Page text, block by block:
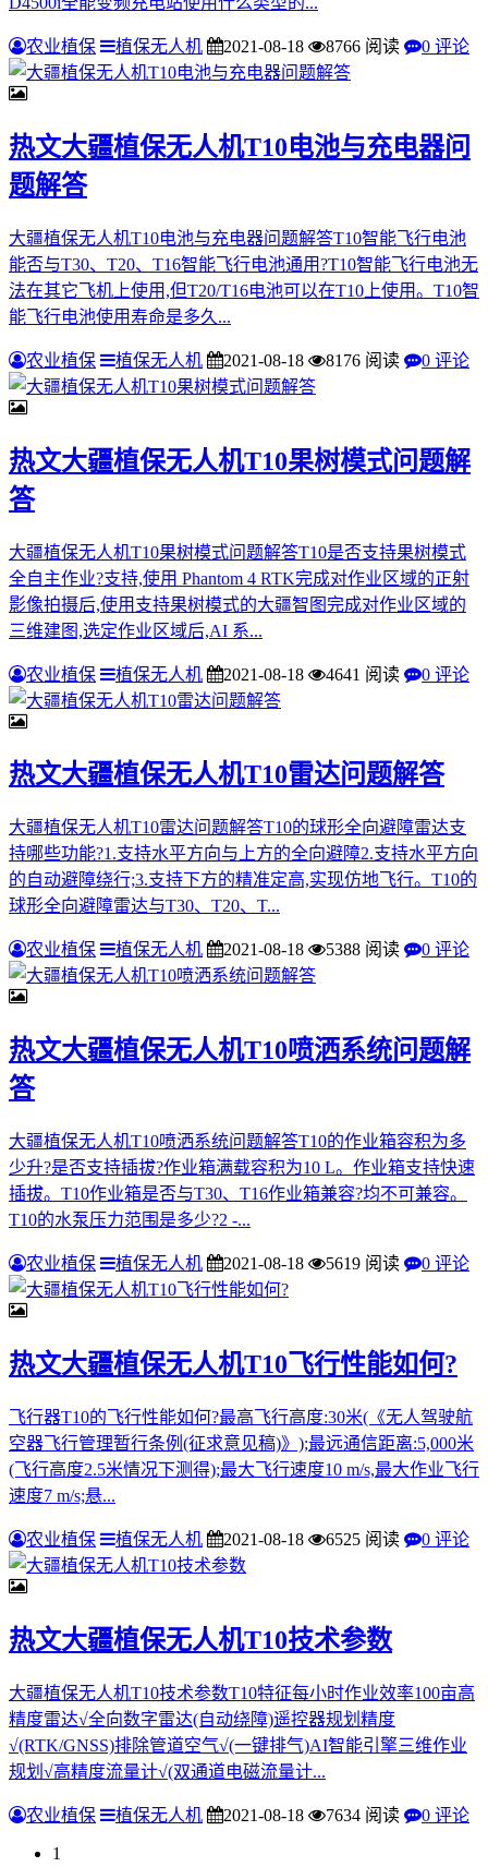
农业植保 植保无人机 2021-08-18 8766 阅读 0 评论
热文大疆植保无人机T10电池与充电器问
题解答
大疆植保无人机T10电池与充电器问题解答T10智能飞行电池
能否与T30、T20、T16智能飞行电池通用?T10智能飞行电池无
法在其它飞机上使用,但T20/T16电池可以在T10上使用。T10智
能飞行电池使用寿命是多久...
农业植保 植保无人机 2021-08-18 8176 阅读 0 评论
热文大疆植保无人机T10果树模式问题解
答
大疆植保无人机T10果树模式问题解答T10是否支持果树模式
全自主作业?支持,使用 Phantom 4 RTK完成对作业区域的正射
影像拍摄后,使用支持果树模式的大疆智图完成对作业区域的
三维建图,选定作业区域后,AI 系...
农业植保 植保无人机 2021-08-18 4641 阅读 0 评论
热文大疆植保无人机T10雷达问题解答
大疆植保无人机T10雷达问题解答T10的球形全向避障雷达支
持哪些功能?1.支持水平方向与上方的全向避障2.支持水平方向
的自动避障绕行;3.支持下方的精准定高,实现仿地飞行。T10的
球形全向避障雷达与T30、T20、T...
农业植保 植保无人机 2021-08-18 5388 阅读 0 评论
热文大疆植保无人机T10喷洒系统问题解
答
大疆植保无人机T10喷洒系统问题解答T10的作业箱容积为多
少升?是否支持插拔?作业箱满载容积为10 L。作业箱支持快速
插拔。T10作业箱是否与T30、T16作业箱兼容?均不可兼容。
T10的水泵压力范围是多少?2 -...
农业植保 植保无人机 2021-08-18 5619 阅读 0 评论
热文大疆植保无人机T10飞行性能如何?
飞行器T10的飞行性能如何?最高飞行高度:30米(《无人驾驶航
空器飞行管理暂行条例(征求意见稿)》);最远通信距离:5,000米
(飞行高度2.5米情况下测得);最大飞行速度10 m/s,最大作业飞行
速度7 m/s;悬...
农业植保 植保无人机 2021-08-18 6525 阅读 0 评论
热文大疆植保无人机T10技术参数
大疆植保无人机T10技术参数T10特征每小时作业效率100亩高
精度雷达√全向数字雷达(自动绕障)遥控器规划精度
√(RTK/GNSS)排除管道空气√(一键排气)AI智能引擎三维作业
规划√高精度流量计√(双通道电磁流量计...
农业植保 植保无人机 2021-08-18 7634 阅读 0 评论
1